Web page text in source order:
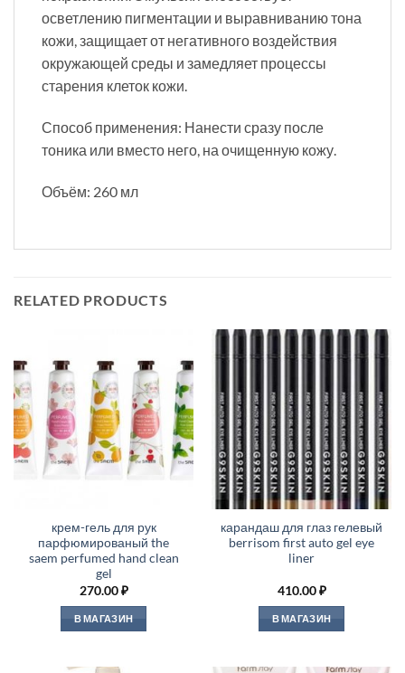
осветлению пигментации и выравниванию тона
кожи, защищает от негативного воздействия
окружающей среды и замедляет процессы
старения клеток кожи.
Способ применения: Нанести сразу после
тоника или вместо него, на очищенную кожу.
Объём: 260 мл
RELATED PRODUCTS
крем-гель для рук
парфюмированый the
saem perfumed hand clean
gel
270.00₽
В МАГАЗИН
карандаш для глаз гелевый
berrisom first auto gel eye
liner
410.00₽
В МАГАЗИН